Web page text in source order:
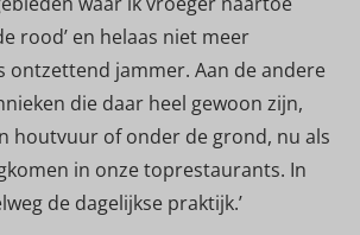
rood’ en helaas niet meer
ontzettend jammer. Aan de andere
die daar heel gewoon zijn,
houtvuur of onder de grond, nu als
in onze toprestaurants. In
de dagelijkse praktijk.’